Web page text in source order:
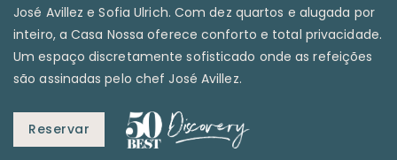
José Avillez e Sofia Ulrich. Com dez quartos e alugada por
inteiro, a Casa Nossa oferece conforto e total privacidade.
Um espaço discretamente sofisticado onde as refeições
são assinadas pelo chef José Avillez.
Reservar